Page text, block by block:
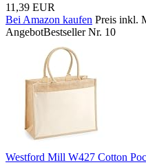
11,39 EUR
Bei Amazon kaufen Preis inkl.
AngebotBestseller Nr. 10
Westford Mill W427 Cotton